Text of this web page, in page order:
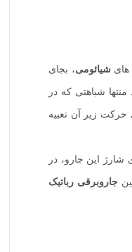
شیائومی، بجای
گرمی می باشد. منتها شباهتی که در
زیر آن تعبیه
این جارو، در
جاروبرقی رباتیک